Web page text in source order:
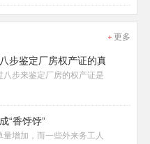
更多
步鉴定厂房权产证的真假
步来鉴定厂房的权产证是
“香饽饽”
增加，而一些外来务工人